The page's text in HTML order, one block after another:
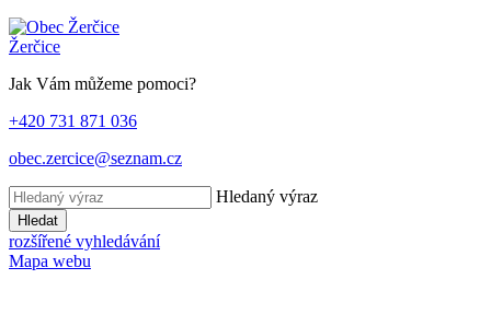
Žerčice
Jak Vám můžeme pomoci?
+420 731 871 036
obec.zercice@seznam.cz
Hledaný výraz
Hledat
rozšířené vyhledávání
Mapa webu